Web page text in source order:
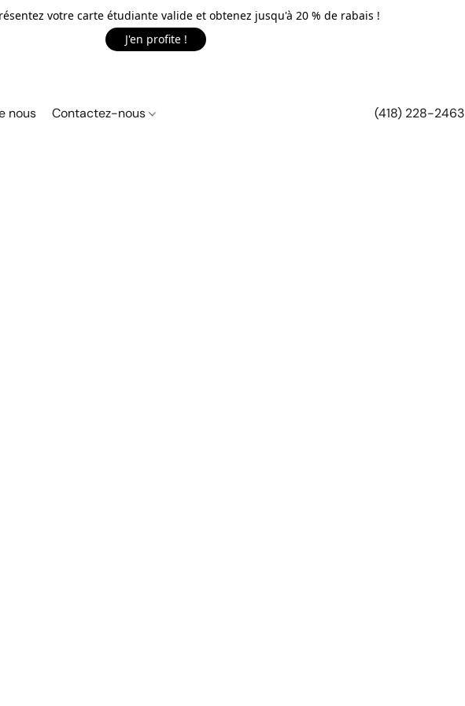
votre carte étudiante valide et obtenez jusqu'à 20 % de rabais !
J'en profite !
nous Contactez-nous (418) 228-2463